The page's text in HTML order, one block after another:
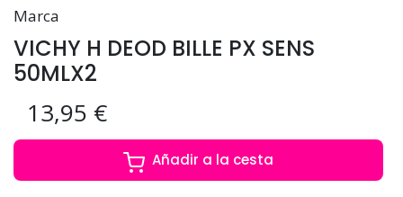
Marca
VICHY H DEOD BILLE PX SENS
50MLX2
13,95 €
Añadir a la cesta